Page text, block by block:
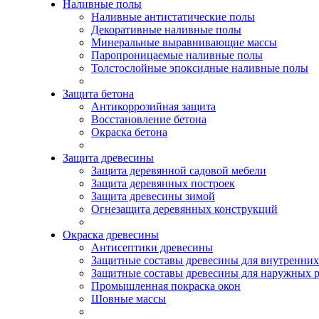
Наливные полы
Наливные антистатические полы
Декоративные наливные полы
Минеральные выравнивающие массы
Паропроницаемые наливные полы
Толстослойные эпоксидные наливные полы
Защита бетона
Антикоррозийная защита
Восстановление бетона
Окраска бетона
Защита древесины
Защита деревянной садовой мебели
Защита деревянных построек
Защита древесины зимой
Огнезащита деревянных конструкций
Окраска древесины
Антисептики древесины
Защитные составы древесины для
Защитные составы древесины для наружных
Промышленная покраска окон
Шовные массы